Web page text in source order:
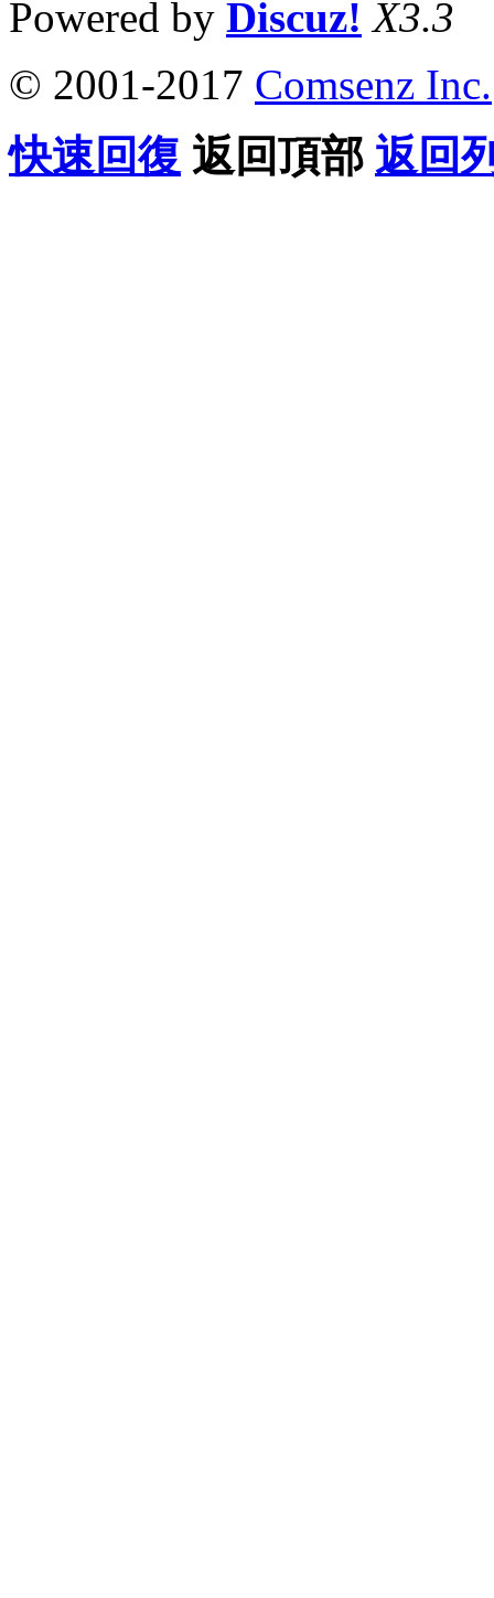
Powered by Discuz! X3.3
© 2001-2017 Comsenz Inc.
快速回復 返回頂部 返回